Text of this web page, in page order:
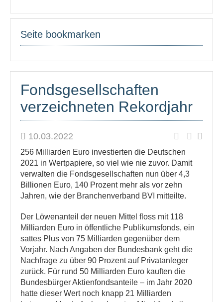
Seite bookmarken
Fondsgesellschaften
verzeichneten Rekordjahr
10.03.2022
256 Milliarden Euro investierten die Deutschen
2021 in Wertpapiere, so viel wie nie zuvor. Damit
verwalten die Fondsgesellschaften nun über 4,3
Billionen Euro, 140 Prozent mehr als vor zehn
Jahren, wie der Branchenverband BVI mitteilte.
Der Löwenanteil der neuen Mittel floss mit 118
Milliarden Euro in öffentliche Publikumsfonds, ein
sattes Plus von 75 Milliarden gegenüber dem
Vorjahr. Nach Angaben der Bundesbank geht die
Nachfrage zu über 90 Prozent auf Privatanleger
zurück. Für rund 50 Milliarden Euro kauften die
Bundesbürger Aktienfondsanteile – im Jahr 2020
hatte dieser Wert noch knapp 21 Milliarden